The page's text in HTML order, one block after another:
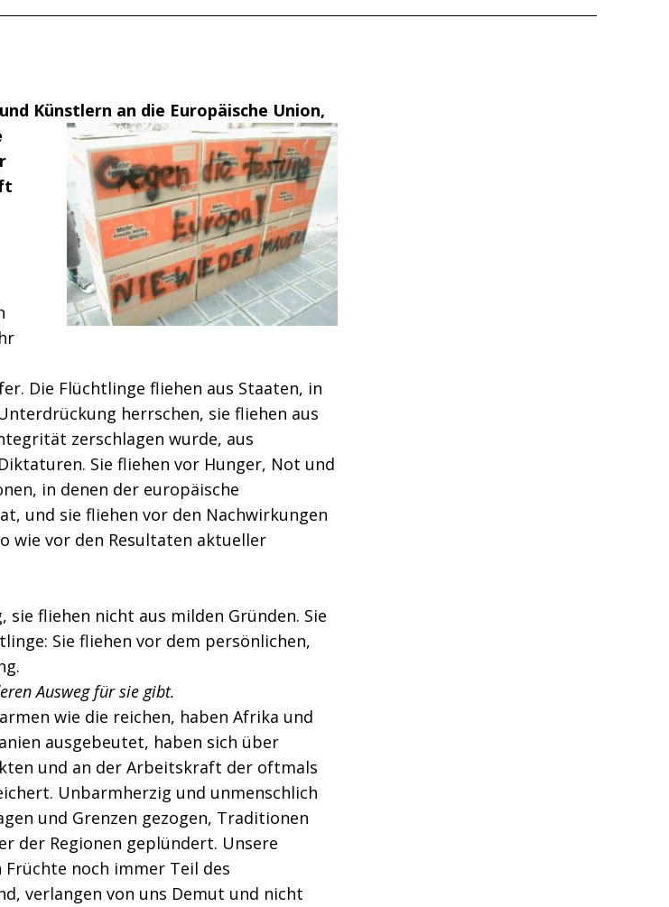
Künstlern an die Europäische Union,
Die Flüchtlinge fliehen aus Staaten, in
herrschen, sie fliehen aus
zerschlagen wurde, aus
Sie fliehen vor Hunger, Not und
in denen der europäische
und sie fliehen vor den Nachwirkungen
wie vor den Resultaten aktueller
fliehen nicht aus milden Gründen. Sie
Sie fliehen vor dem persönlichen,
Ausweg für sie gibt.
wie die reichen, haben Afrika und
ausgebeutet, haben sich über
und an der Arbeitskraft der oftmals
Unbarmherzig und unmenschlich
und Grenzen gezogen, Traditionen
der Regionen geplündert. Unsere
noch immer Teil des
verlangen von uns Demut und nicht